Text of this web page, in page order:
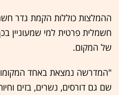
ההמלצות כוללות הקמת גדר
חשמלית פרטית למי שמעוניין
של המקום.
"המדרשה נמצאת באחד
שם גם דורסים, נשרים, בזים